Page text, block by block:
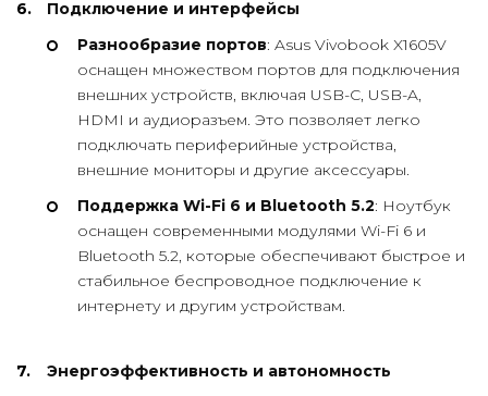
Подключение и интерфейсы
Разнообразие портов: Asus Vivobook X1605V
оснащен множеством портов для подключения
внешних устройств, включая USB-C, USB-A,
HDMI и аудиоразъем. Это позволяет легко
подключать периферийные устройства,
внешние мониторы и другие аксессуары.
Поддержка Wi-Fi 6 и Bluetooth 5.2: Ноутбук
оснащен современными модулями Wi-Fi 6 и
Bluetooth 5.2, которые обеспечивают быстрое и
стабильное беспроводное подключение к
интернету и другим устройствам.
Энергоэффективность и автономность